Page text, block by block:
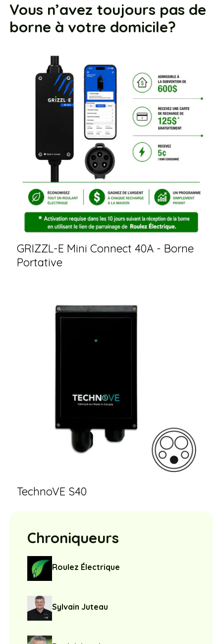
Vous n’avez toujours pas de
borne à votre domicile?
GRIZZL-E Mini Connect 40A - Borne
Portative
TechnoVE S40
Chroniqueurs
Roulez Électrique
Sylvain Juteau